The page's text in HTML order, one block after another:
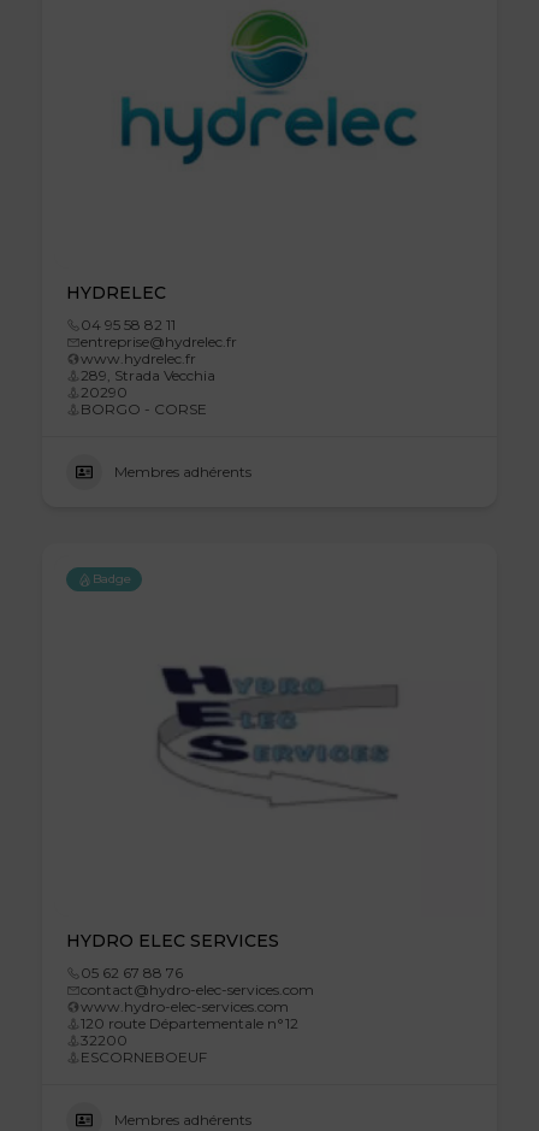
HYDRELEC
04 95 58 82 11
entreprise@hydrelec.fr
www.hydrelec.fr
289, Strada Vecchia
20290
BORGO - CORSE
Membres adhérents
Badge
HYDRO ELEC SERVICES
05 62 67 88 76
contact@hydro-elec-services.com
www.hydro-elec-services.com
120 route Départementale n°12
32200
ESCORNEBOEUF
Membres adhérents